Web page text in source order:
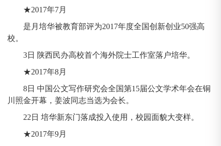
★2017年7月
是月培华被教育部评为2017年度全国创新创业50强高
校。
3日 陕西民办高校首个海外院士工作室落户培华。
★2017年8月
8日 中国公文写作研究会全国第15届公文学术年会在铜
川照金开幕，姜波同志当选为会长。
22日 培华新东门落成投入使用，校园面貌大变样。
★2017年9月